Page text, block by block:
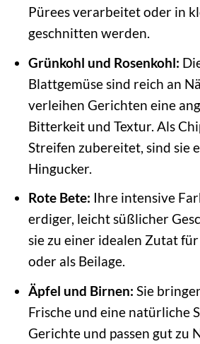
Pürees verarbeitet oder in
geschnitten werden.
Grünkohl und Rosenkohl:
Blattgemüse sind reich an
verleihen Gerichten eine
Bitterkeit und Textur. Als
Streifen zubereitet, sind sie
Hingucker.
Rote Bete: Ihre intensive
erdiger, leicht süßlicher
sie zu einer idealen Zutat
oder als Beilage.
Äpfel und Birnen: Sie
Frische und eine natürliche
Gerichte und passen gut zu